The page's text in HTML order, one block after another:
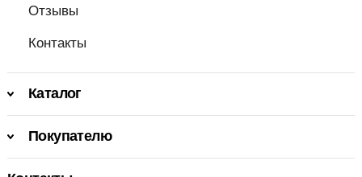
Отзывы
Контакты
Каталог
Покупателю